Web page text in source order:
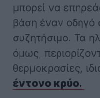
μπορεί να
βάση έναν οδηγό
συζητήσιμο. Τα
όμως,
θερμοκρασίες,
έντονο κρύο.